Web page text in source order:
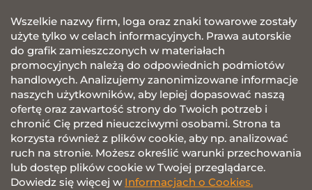
Wszelkie nazwy firm, loga oraz znaki towarowe zostały
użyte tylko w celach informacyjnych. Prawa autorskie
do grafik zamieszczonych w materiałach
promocyjnych należą do odpowiednich podmiotów
handlowych. Analizujemy zanonimizowane informacje
naszych użytkowników, aby lepiej dopasować naszą
ofertę oraz zawartość strony do Twoich potrzeb i
chronić Cię przed nieuczciwymi osobami. Strona ta
korzysta również z plików cookie, aby np. analizować
ruch na stronie. Możesz określić warunki przechowania
lub dostęp plików cookie w Twojej przeglądarce.
Dowiedz się więcej w Informacjach o Cookies.